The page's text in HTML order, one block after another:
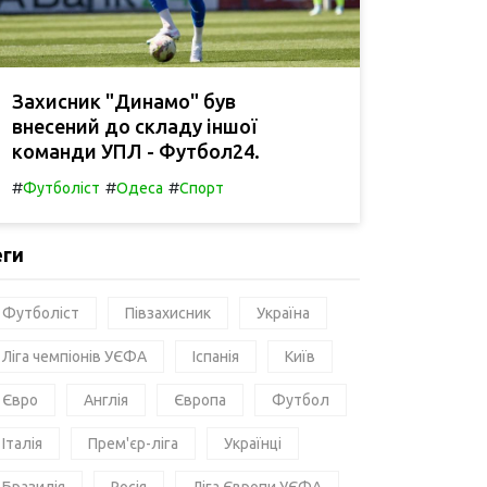
Захисник "Динамо" був
внесений до складу іншої
команди УПЛ - Футбол24.
#Футболіст #Одеса #Спорт
Футболіст Півзахисник Україна
Ліга чемпіонів УЄФА Іспанія Київ
Євро Англія Європа Футбол
Італія Прем'єр-ліга Українці